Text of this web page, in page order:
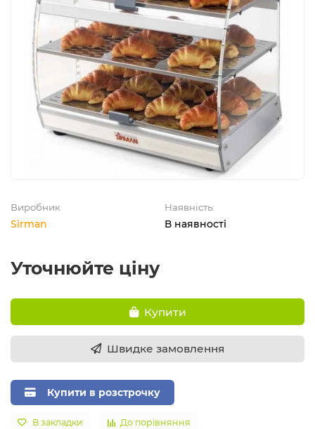
Виробник
Sirman
Наявність:
В наявності
Уточнюйте ціну
Купити
Швидке замовлення
Купити в розстрочку
В закладки До порівняння